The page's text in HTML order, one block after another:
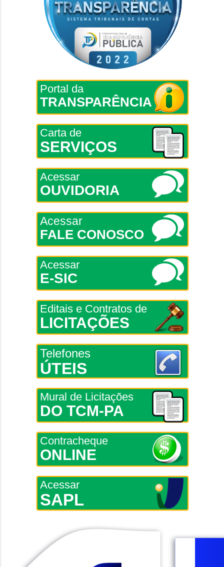
Portal da
TRANSPARÊNCIA
Carta de
SERVIÇOS
Acessar
OUVIDORIA
Acessar
FALE CONOSCO
Acessar
E-SIC
Editais e Contratos de
LICITAÇÕES
Telefones
ÚTEIS
Mural de Licitações
DO TCM-PA
Contracheque
ONLINE
Acessar
SAPL